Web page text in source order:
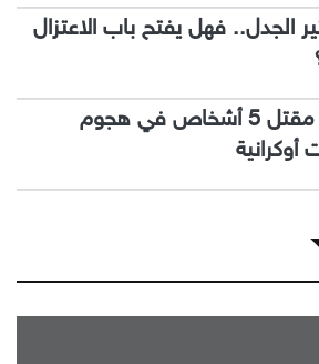
الجدل.. فهل يفتح باب الاعتزال
روسيا: مقتل 5 أشخاص في هجوم